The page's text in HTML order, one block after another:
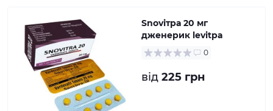
Snovітра 20 мг
дженерик levitра
0
від 225 грн